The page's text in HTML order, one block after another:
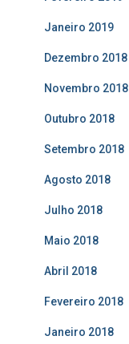
Janeiro 2019
Dezembro 2018
Novembro 2018
Outubro 2018
Setembro 2018
Agosto 2018
Julho 2018
Maio 2018
Abril 2018
Fevereiro 2018
Janeiro 2018